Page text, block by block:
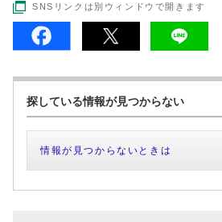
SNSリンクは別ウィンドウで開きます
探している情報が見つからない
情報が見つからないときは